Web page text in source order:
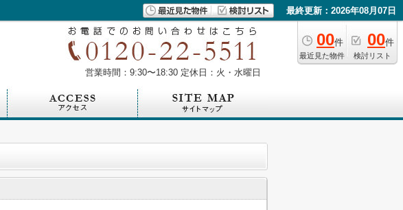
最終更新：2026年08月07日
00件
最近見た物件
00件
検討リスト
営業時間：9:30〜18:30 定休日：火・水曜日